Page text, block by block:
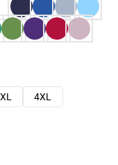
4XL